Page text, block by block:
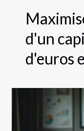
d'un
d'euros